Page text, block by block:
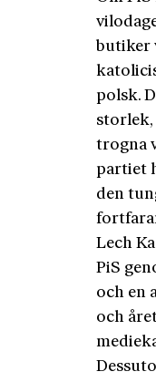
butiker
polsk.
storlek,
trogna
partiet
den
Lech
PiS
och en
och